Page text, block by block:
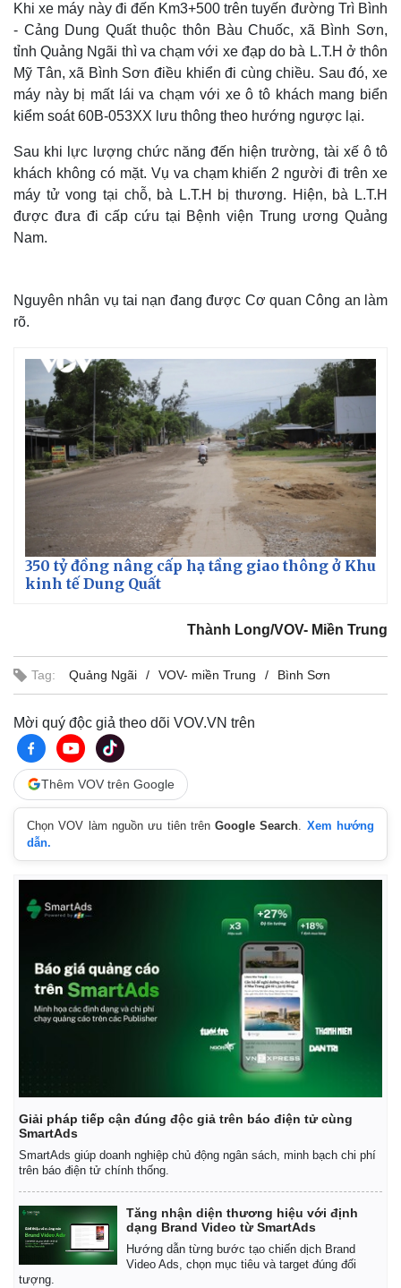
Quan sát
Cuộc sống đó đây
E-Magazine
Infographic
Khi xe máy này đi đến Km3+500 trên tuyến đường Trì Bình
- Cảng Dung Quất thuộc thôn Bàu Chuốc, xã Bình Sơn,
tỉnh Quảng Ngãi thì va chạm với xe đạp do bà L.T.H ở thôn
Mỹ Tân, xã Bình Sơn điều khiển đi cùng chiều. Sau đó, xe
máy này bị mất lái va chạm với xe ô tô khách mang biển
kiểm soát 60B-053XX lưu thông theo hướng ngược lại.
Sau khi lực lượng chức năng đến hiện trường, tài xế ô tô
khách không có mặt. Vụ va chạm khiến 2 người đi trên xe
máy tử vong tại chỗ, bà L.T.H bị thương. Hiện, bà L.T.H
được đưa đi cấp cứu tại Bệnh viện Trung ương Quảng
Nam.
Nguyên nhân vụ tai nạn đang được Cơ quan Công an làm
rõ.
350 tỷ đồng nâng cấp hạ tầng giao thông ở Khu
kinh tế Dung Quất
Thành Long/VOV- Miền Trung
Tag: Quảng Ngãi VOV- miền Trung Bình Sơn
Mời quý độc giả theo dõi VOV.VN trên
Thêm VOV trên Google
Chọn VOV làm nguồn ưu tiên trênGoogle Search
Xem hướng
dẫn.
Giải pháp tiếp cận đúng độc giả trên báo điện tử cùng
SmartAds
SmartAds giúp doanh nghiệp chủ động ngân sách, minh bạch chi phí
trên báo điện tử chính thống.
Tăng nhận diện thương hiệu với định
dạng Brand Video từ SmartAds
Hướng dẫn từng bước tạo chiến dịch Brand
Video Ads, chọn mục tiêu và target đúng đối
tượng.